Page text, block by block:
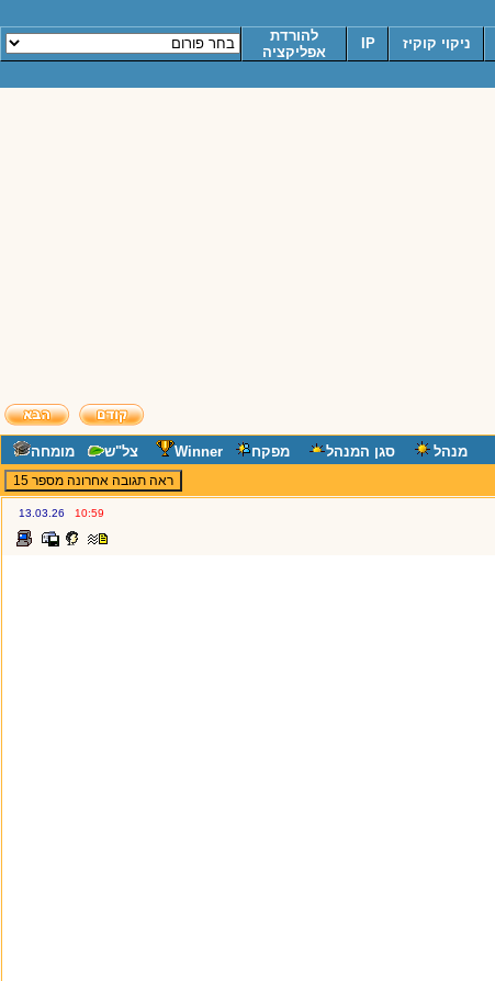
ניקוי קוקיז IP
להורדת
אפליקציה
מנהל סגן המנהל מפקח Winner צל"ש
מומחה
10:59
13.03.26